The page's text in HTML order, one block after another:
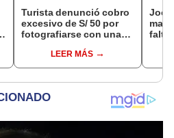
Turista denunció cobro
excesivo de S/ 50 por
fotografiarse con una
Serenazgo recuperó el
dinero
LEER MÁS
falta